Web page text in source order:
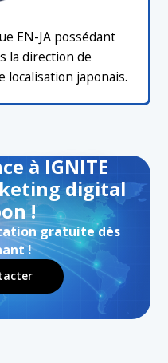
EN-JA possédant
la direction de
localisation japonais.
à IGNITE
digital
!
gratuite dès
!